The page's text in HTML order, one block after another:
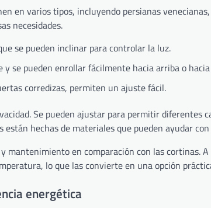
en varios tipos, incluyendo persianas
necesidades.
se pueden inclinar para controlar la luz.
y se pueden enrollar fácilmente hacia arriba o
corredizas, permiten un ajuste fácil.
Se pueden ajustar para permitir diferentes
hechas de materiales que pueden ayudar
mantenimiento en comparación con las cortinas.
lo que las convierte en una opción
energética